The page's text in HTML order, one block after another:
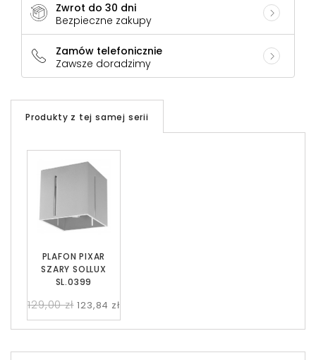
Zwrot do 30 dni
Bezpieczne zakupy
Zamów telefonicznie
Zawsze doradzimy
Produkty z tej samej serii
PLAFON PIXAR
SZARY SOLLUX
SL.0399
129,00 zł 123,84 zł